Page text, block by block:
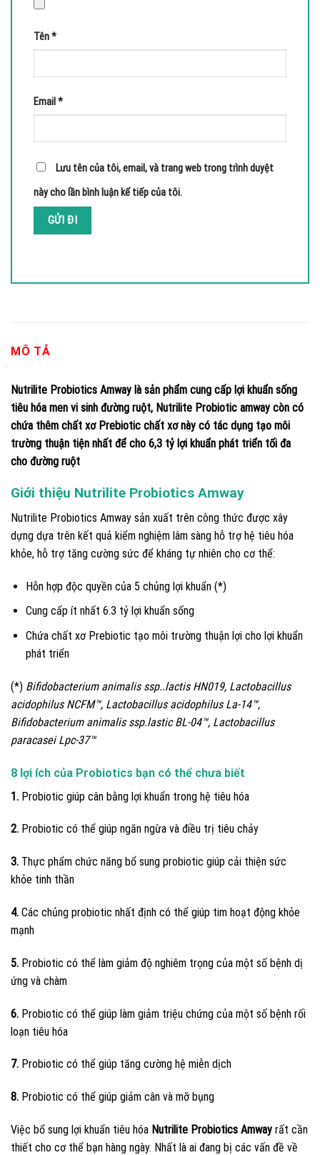
MÔ TẢ
Nutrilite Probiotics Amway là sản phẩm cung cấp lợi khuẩn sống
tiêu hóa men vi sinh đường ruột, Nutrilite Probiotic amway còn có
chứa thêm chất xơ Prebiotic chất xơ này có tác dụng tạo môi
trường thuận tiện nhất để cho 6,3 tỷ lợi khuẩn phát triển tối đa
cho đường ruột
Giới thiệu Nutrilite Probiotics Amway
Nutrilite Probiotics Amway sản xuất trên công thức được xây
dựng dựa trên kết quả kiểm nghiệm lâm sàng hỗ trợ hệ tiêu hóa
khỏe, hỗ trợ tăng cường sức để kháng tự nhiên cho cơ thể:
Hỗn hợp độc quyền của 5 chủng lợi khuẩn (*)
Cung cấp ít nhất 6.3 tỷ lợi khuẩn sống
Chứa chất xơ Prebiotic tạo môi trường thuận lợi cho lợi khuẩn
phát triển
(*) Bifidobacterium animalis ssp..lactis HN019, Lactobacillus
acidophilus NCFM™, Lactobacillus acidophilus La-14™,
Bifidobacterium animalis ssp.lastic BL-04™, Lactobacillus
paracasei Lpc-37™
8 lợi ích của Probiotics bạn có thể chưa biết
1. Probiotic giúp cân bằng lợi khuẩn trong hệ tiêu hóa
2. Probiotic có thể giúp ngăn ngừa và điều trị tiêu chảy
3. Thực phẩm chức năng bổ sung probiotic giúp cải thiện sức
khỏe tinh thần
4. Các chủng probiotic nhất định có thể giúp tim hoạt động khỏe
mạnh
5. Probiotic có thể làm giảm độ nghiêm trọng của một số bệnh dị
ứng và chàm
6. Probiotic có thể giúp làm giảm triệu chứng của một số bệnh rối
loạn tiêu hóa
7. Probiotic có thể giúp tăng cường hệ miễn dịch
8. Probiotic có thể giúp giảm cân và mỡ bụng
Việc bổ sung lợi khuẩn tiêu hóa Nutrilite Probiotics Amway rất cần
thiết cho cơ thể bạn hàng ngày. Nhất là ai đang bị các vấn đề về
Tên*
Email *
Lưu tên của tôi, email, và trang web trong trình duyệt
này cho lần bình luận kế tiếp của tôi.